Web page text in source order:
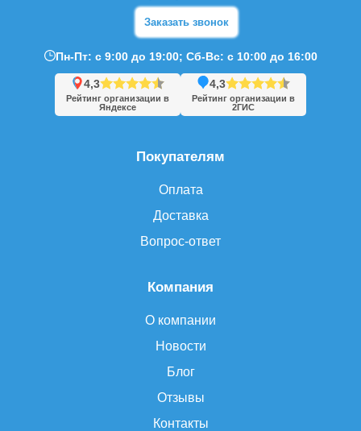
Компания
О компании
Новости
Блог
Отзывы
Контакты
Покупателям
Оплата
Доставка
Вопрос-ответ
Заказать звонок
Пн-Пт: с 9:00 до 19:00; Сб-Вс: с 10:00 до 16:00
4,3
Рейтинг организации в
Яндексе
4,3
Рейтинг организации в
2ГИС